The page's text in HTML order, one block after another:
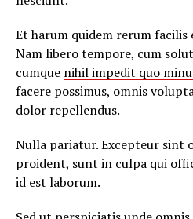
Et harum quidem rerum
Nam libero tempore, cum
cumque nihil impedit quo
facere possimus, omnis
dolor repellendus.
Nulla pariatur. Excepteur sint
proident, sunt in culpa qui
id est laborum.